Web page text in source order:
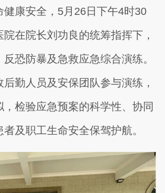
康安全，5月26日下午4时30
在院长刘功良的统筹指挥下，
恐防暴及急救应急综合演练。
勤人员及安保团队参与演练，
检验应急预案的科学性、协同
及职工生命安全保驾护航。